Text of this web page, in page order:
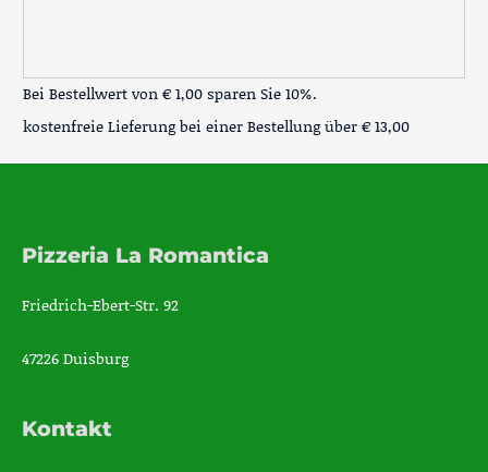
Bei Bestellwert von € 1,00 sparen Sie 10%.
kostenfreie Lieferung bei einer Bestellung über€ 13,00
Pizzeria La Romantica
Friedrich-Ebert-Str. 92
47226 Duisburg
Kontakt